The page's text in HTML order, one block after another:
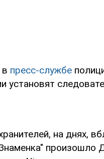
пресс-службе
установят
на днях,